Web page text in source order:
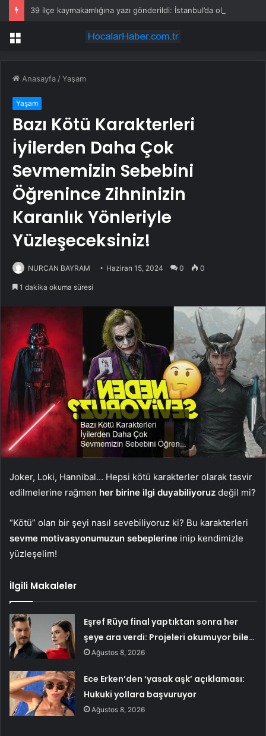
Menü
Anasayfa /Yaşam
Yaşam
Bazı Kötü Karakterleri
İyilerden Daha Çok
Sevmemizin Sebebini
Öğrenince Zihninizin
Karanlık Yönleriyle
Yüzleşeceksiniz!
NURCAN BAYRAM Haziran 15, 2024 0 0
1 dakika okuma süresi
Joker, Loki, Hannibal… Hepsi kötü karakterler olarak tasvir
edilmelerine rağmen her birine ilgi duyabiliyoruz değil mi?
“Kötü” olan bir şeyi nasıl sevebiliyoruz ki? Bu karakterleri
sevme motivasyonumuzun sebeplerine inip kendimizle
yüzleşelim!
İlgili Makaleler
Eşref Rüya final yaptıktan sonra her
şeye ara verdi: Projeleri okumuyor bile…
Ağustos 8, 2026
Ece Erken’den ‘yasak aşk’ açıklaması:
Hukuki yollara başvuruyor
Ağustos 8, 2026